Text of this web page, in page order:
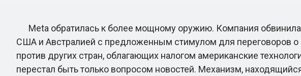
Meta обратилась к более мощному оружию. Компания обвинила
США и Австралией с предложенным стимулом для переговоров о
против других стран, облагающих налогом американские
перестал быть только вопросом новостей. Механизм,